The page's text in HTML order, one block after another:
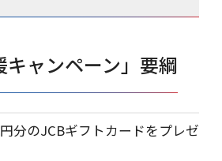
キャンペーン」要綱
分のJCBギフトカードをプレゼン